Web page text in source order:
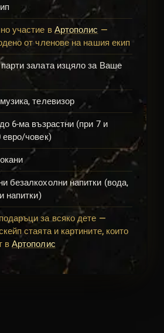
участие в Артополис —
от членове на нашия екип
залата изцяло за Ваше
телевизор
6-ма възрастни (при 7 и
човек)
безалкохолни напитки (вода,
напитки)
за всяко дете —
стаята и картините, които
в Артополис